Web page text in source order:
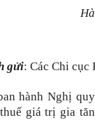
gửi: Các Chi cục
hành Nghị
giá trị gia